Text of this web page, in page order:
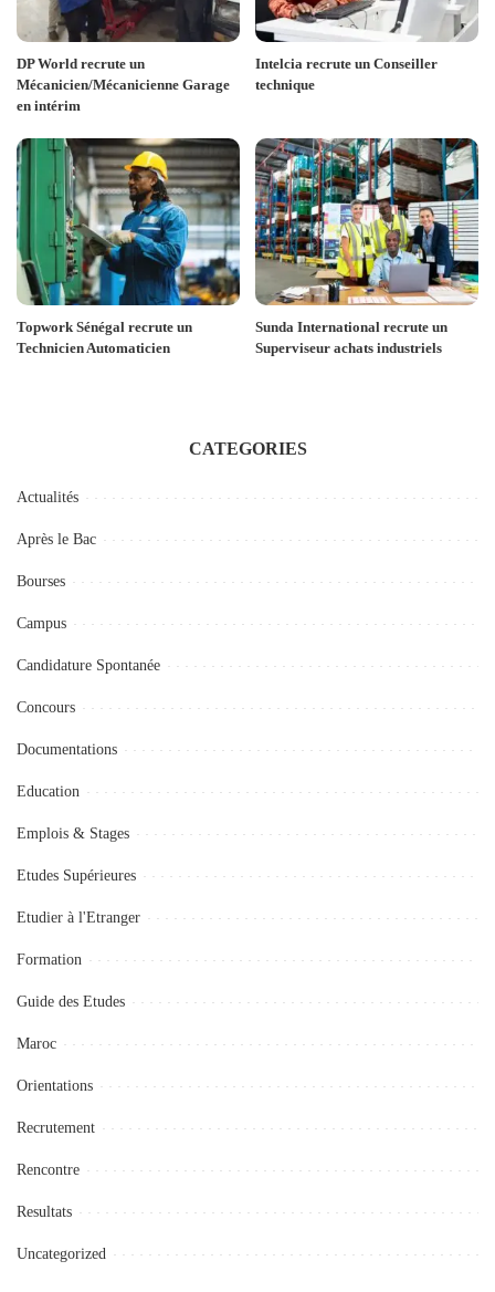
DP World recrute un
Mécanicien/Mécanicienne Garage
en intérim
Intelcia recrute un Conseiller
technique
Topwork Sénégal recrute un
Technicien Automaticien
Sunda International recrute un
Superviseur achats industriels
CATEGORIES
Actualités
Après le Bac
Bourses
Campus
Candidature Spontanée
Concours
Documentations
Education
Emplois & Stages
Etudes Supérieures
Etudier à l'Etranger
Formation
Guide des Etudes
Maroc
Orientations
Recrutement
Rencontre
Resultats
Uncategorized